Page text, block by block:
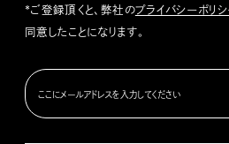
*ご登録頂くと、弊社のプライバシーポリ
同意したことになります。